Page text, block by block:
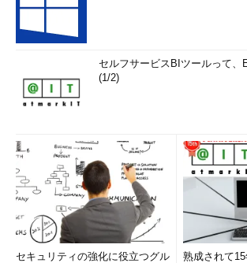
セルフサービスBIツールって、
(1/2)
セキュリティの強化に役立つグル
熟成されて